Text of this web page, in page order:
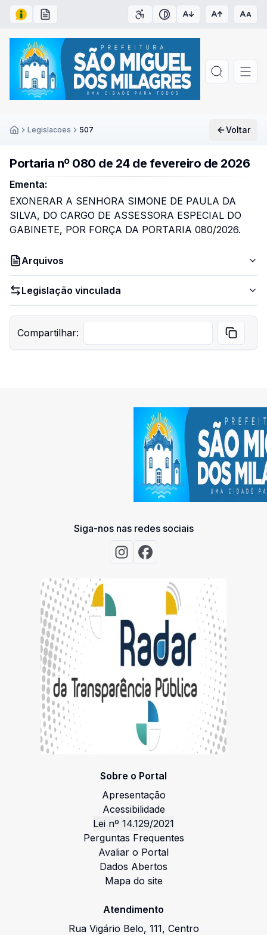
Acesso à Informação
Carta de Serviços Acessibilidade
Contraste
Legislacoes 507 Voltar
Portaria nº 080 de 24 de fevereiro de 2026
Ementa:
EXONERAR A SENHORA SIMONE DE PAULA DA
SILVA, DO CARGO DE ASSESSORA ESPECIAL DO
GABINETE, POR FORÇA DA PORTARIA 080/2026.
Arquivos
Legislação vinculada
Compartilhar:
Siga-nos nas redes sociais
Acessar Instagram
Acessar Facebook
Sobre o Portal
Apresentação
Acessibilidade
Lei nº 14.129/2021
Perguntas Frequentes
Avaliar o Portal
Dados Abertos
Mapa do site
Atendimento
Rua Vigário Belo, 111, Centro